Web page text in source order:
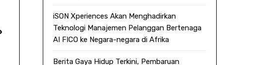
iSON Xperiences Akan Menghadirkan
Teknologi Manajemen Pelanggan Bertenaga
AI FICO ke Negara-negara di Afrika
Berita Gaya Hidup Terkini, Pembaruan